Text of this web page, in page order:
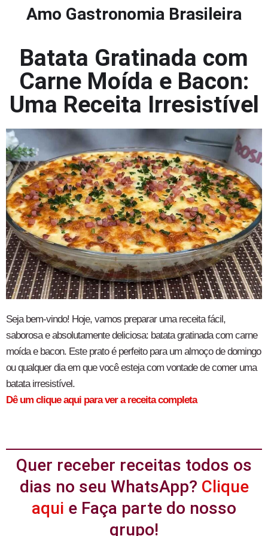
Amo Gastronomia Brasileira
Batata Gratinada com
Carne Moída e Bacon:
Uma Receita Irresistível
Seja bem-vindo! Hoje, vamos preparar uma receita fácil,
saborosa e absolutamente deliciosa: batata gratinada com carne
moída e bacon. Este prato é perfeito para um almoço de domingo
ou qualquer dia em que você esteja com vontade de comer uma
batata irresistível.
Dê um clique aqui para ver a receita completa
Quer receber receitas todos os
dias no seu WhatsApp? Clique
aqui e Faça parte do nosso
grupo!